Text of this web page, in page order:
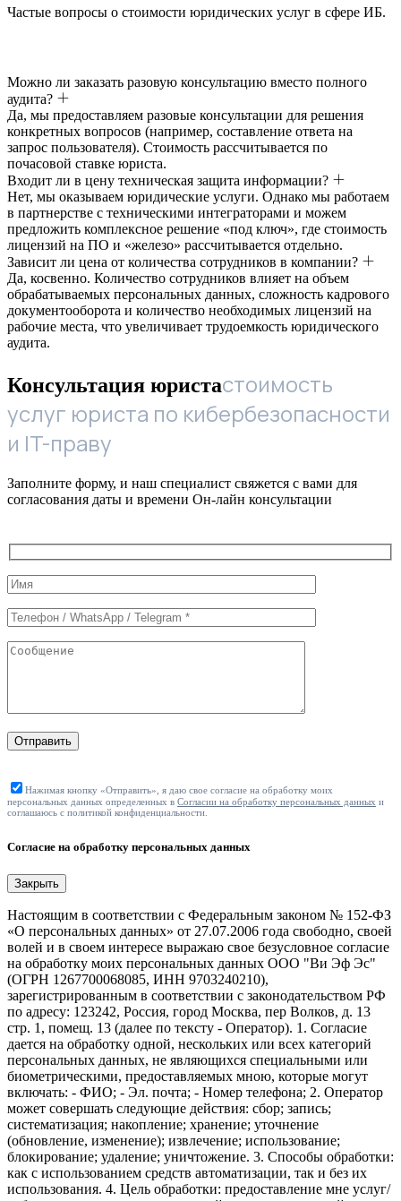
Частые вопросы о стоимости юридических услуг в сфере ИБ.
Можно ли заказать разовую консультацию вместо полного
аудита?
Да, мы предоставляем разовые консультации для решения
конкретных вопросов (например, составление ответа на
запрос пользователя). Стоимость рассчитывается по
почасовой ставке юриста.
Входит ли в цену техническая защита информации?
Нет, мы оказываем юридические услуги. Однако мы работаем
в партнерстве с техническими интеграторами и можем
предложить комплексное решение «под ключ», где стоимость
лицензий на ПО и «железо» рассчитывается отдельно.
Зависит ли цена от количества сотрудников в компании?
Да, косвенно. Количество сотрудников влияет на объем
обрабатываемых персональных данных, сложность кадрового
документооборота и количество необходимых лицензий на
рабочие места, что увеличивает трудоемкость юридического
аудита.
Консультация юристастоимость
услуг юриста по кибербезопасности
и IT-праву
Заполните форму, и наш специалист свяжется с вами для
согласования даты и времени Он-лайн консультации
Служебные
поля
формы
Отправить
Нажимая кнопку «Отправить», я даю свое согласие на обработку моих
персональных данных определенных в Согласии на обработку персональных данных и
соглашаюсь с политикой конфиденциальности.
Согласие на обработку персональных данных
Закрыть
Настоящим в соответствии с Федеральным законом № 152-ФЗ
«О персональных данных» от 27.07.2006 года свободно, своей
волей и в своем интересе выражаю свое безусловное согласие
на обработку моих персональных данных ООО "Ви Эф Эс"
(ОГРН 1267700068085, ИНН 9703240210),
зарегистрированным в соответствии с законодательством РФ
по адресу: 123242, Россия, город Москва, пер Волков, д. 13
стр. 1, помещ. 13 (далее по тексту - Оператор). 1. Согласие
дается на обработку одной, нескольких или всех категорий
персональных данных, не являющихся специальными или
биометрическими, предоставляемых мною, которые могут
включать: - ФИО; - Эл. почта; - Номер телефона; 2. Оператор
может совершать следующие действия: сбор; запись;
систематизация; накопление; хранение; уточнение
(обновление, изменение); извлечение; использование;
блокирование; удаление; уничтожение. 3. Способы обработки:
как с использованием средств автоматизации, так и без их
использования. 4. Цель обработки: предоставление мне услуг/